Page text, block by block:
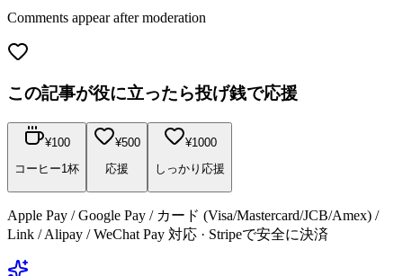
Comments appear after moderation
この記事が役に立ったら投げ銭で応援
¥100
コーヒー1杯
¥500
応援
¥1000
しっかり応援
Apple Pay / Google Pay / カード (Visa/Mastercard/JCB/Amex) /
Link / Alipay / WeChat Pay 対応 · Stripeで安全に決済